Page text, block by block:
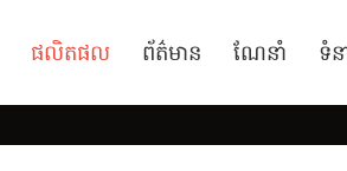
ផលិតផល ព័ត៌មាន ណែនាំ ទំ